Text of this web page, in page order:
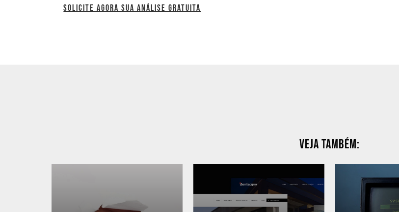
SOLICITE AGORA SUA ANÁLISE GRATUITA
Veja também: